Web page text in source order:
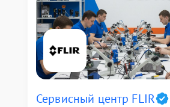
Сервисный центр FLIR